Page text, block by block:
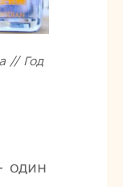
// Год
один